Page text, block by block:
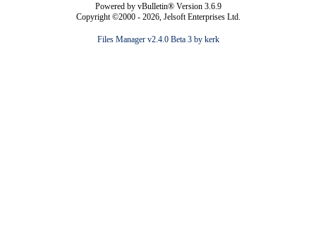
Powered by vBulletin® Version 3.6.9
Copyright ©2000 - 2026, Jelsoft Enterprises Ltd.
Files Manager v2.4.0 Beta 3 by kerk